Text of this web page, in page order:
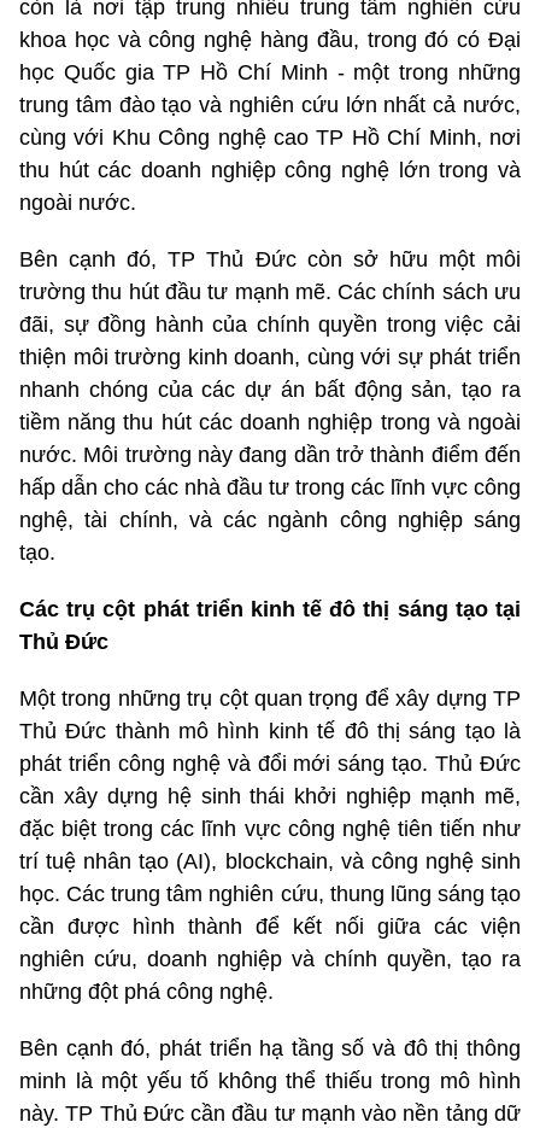
còn là nơi tập trung nhiều trung tâm nghiên cứu
khoa học và công nghệ hàng đầu, trong đó có Đại
học Quốc gia TP Hồ Chí Minh - một trong những
trung tâm đào tạo và nghiên cứu lớn nhất cả nước,
cùng với Khu Công nghệ cao TP Hồ Chí Minh, nơi
thu hút các doanh nghiệp công nghệ lớn trong và
ngoài nước.
Bên cạnh đó, TP Thủ Đức còn sở hữu một môi
trường thu hút đầu tư mạnh mẽ. Các chính sách ưu
đãi, sự đồng hành của chính quyền trong việc cải
thiện môi trường kinh doanh, cùng với sự phát triển
nhanh chóng của các dự án bất động sản, tạo ra
tiềm năng thu hút các doanh nghiệp trong và ngoài
nước. Môi trường này đang dần trở thành điểm đến
hấp dẫn cho các nhà đầu tư trong các lĩnh vực công
nghệ, tài chính, và các ngành công nghiệp sáng
tạo.
Các trụ cột phát triển kinh tế đô thị sáng tạo tại
Thủ Đức
Một trong những trụ cột quan trọng để xây dựng TP
Thủ Đức thành mô hình kinh tế đô thị sáng tạo là
phát triển công nghệ và đổi mới sáng tạo. Thủ Đức
cần xây dựng hệ sinh thái khởi nghiệp mạnh mẽ,
đặc biệt trong các lĩnh vực công nghệ tiên tiến như
trí tuệ nhân tạo (AI), blockchain, và công nghệ sinh
học. Các trung tâm nghiên cứu, thung lũng sáng tạo
cần được hình thành để kết nối giữa các viện
nghiên cứu, doanh nghiệp và chính quyền, tạo ra
những đột phá công nghệ.
Bên cạnh đó, phát triển hạ tầng số và đô thị thông
minh là một yếu tố không thể thiếu trong mô hình
này. TP Thủ Đức cần đầu tư mạnh vào nền tảng dữ